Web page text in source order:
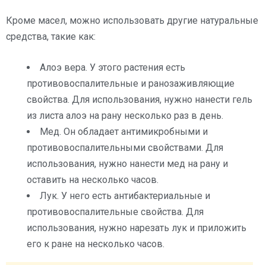
Кроме масел, можно использовать другие натуральные
средства, такие как:
Алоэ вера. У этого растения есть
противовоспалительные и ранозаживляющие
свойства. Для использования, нужно нанести гель
из листа алоэ на рану несколько раз в день.
Мед. Он обладает антимикробными и
противовоспалительными свойствами. Для
использования, нужно нанести мед на рану и
оставить на несколько часов.
Лук. У него есть антибактериальные и
противовоспалительные свойства. Для
использования, нужно нарезать лук и приложить
его к ране на несколько часов.